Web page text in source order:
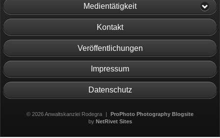
Medientätigkeit
Kontakt
Veröffentlichungen
Impressum
Datenschutz
© 2026 Anwaltskanzlei Rodegra |
ProPhoto Photography Blogsite
by NetRivet Sites